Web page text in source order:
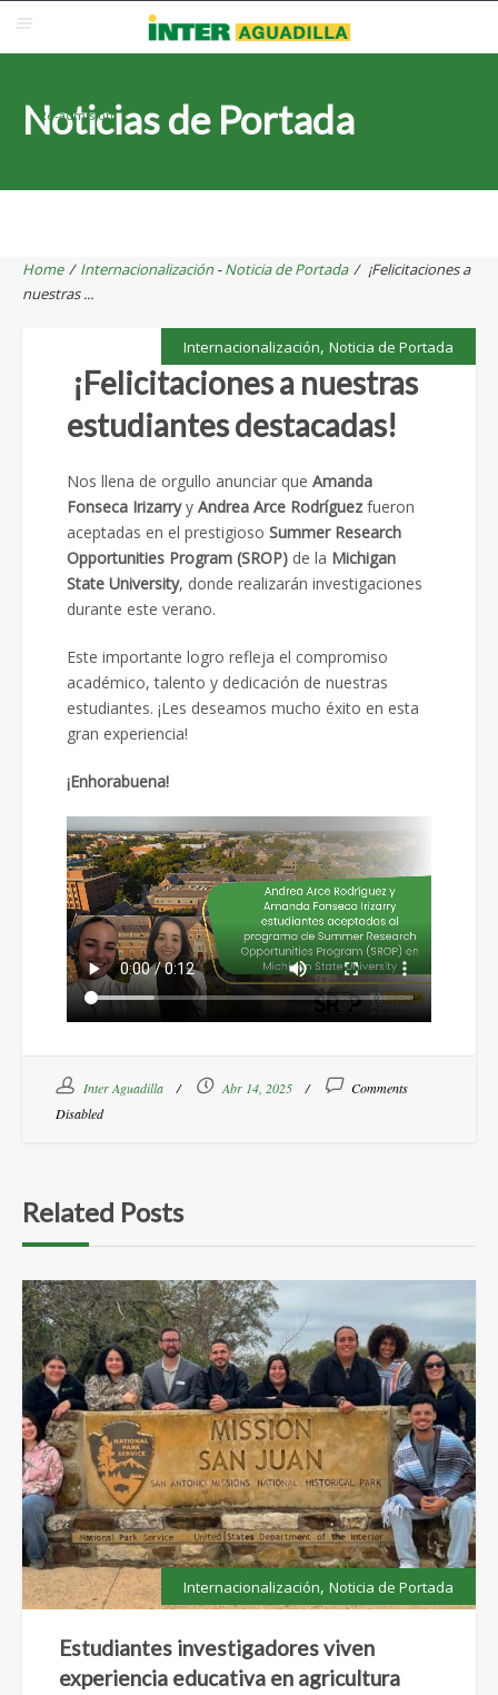
Correo Electrónico
Re-admisión
Noticias de Portada
Home / Internacionalización -Noticia de Portada / ¡Felicitaciones a
nuestras ...
Internacionalización, Noticia de Portada
¡Felicitaciones a nuestras
estudiantes destacadas!
Nos llena de orgullo anunciar que Amanda
Fonseca Irizarryy Andrea Arce Rodríguezfueron
aceptadas en el prestigioso Summer Research
Opportunities Program (SROP) de la Michigan
State University, donde realizarán investigaciones
durante este verano.
Este importante logro refleja el compromiso
académico, talento y dedicación de nuestras
estudiantes. ¡Les deseamos mucho éxito en esta
gran experiencia!
¡Enhorabuena!
Inter Aguadilla Abr 14, 2025
Comments
Disabled
Related Posts
Internacionalización, Noticia de Portada
Estudiantes investigadores viven
experiencia educativa en agricultura